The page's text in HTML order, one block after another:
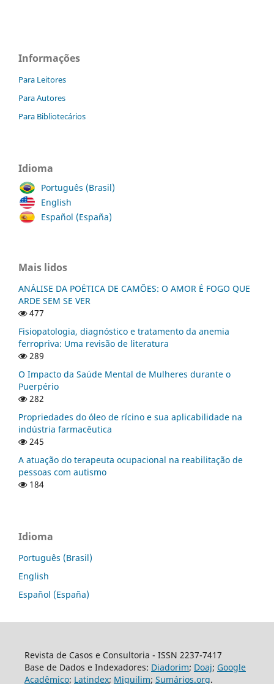
Informações
Para Leitores
Para Autores
Para Bibliotecários
Idioma
Português (Brasil)
English
Español (España)
Mais lidos
ANÁLISE DA POÉTICA DE CAMÕES: O AMOR É FOGO QUE
ARDE SEM SE VER
477
Fisiopatologia, diagnóstico e tratamento da anemia
ferropriva: Uma revisão de literatura
289
O Impacto da Saúde Mental de Mulheres durante o
Puerpério
282
Propriedades do óleo de rícino e sua aplicabilidade na
indústria farmacêutica
245
A atuação do terapeuta ocupacional na reabilitação de
pessoas com autismo
184
Idioma
Português (Brasil)
English
Español (España)
Revista de Casos e Consultoria - ISSN 2237-7417
Base de Dados e Indexadores: Diadorim; Doaj; Google
Acadêmico; Latindex; Miguilim; Sumários.org.